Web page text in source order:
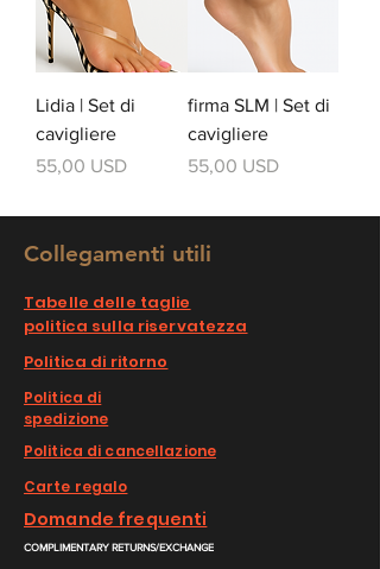
Lidia | Set di
cavigliere
Prezzo
55,00 USD
firma SLM | Set di
cavigliere
Prezzo
55,00 USD
Collegamenti utili
Tabelle delle taglie
politica sulla riservatezza
Politica di ritorno
Politica di
spedizione
Politica di cancellazione
Carte regalo
Domande frequenti
COMPLIMENTARY RETURNS/EXCHANGE